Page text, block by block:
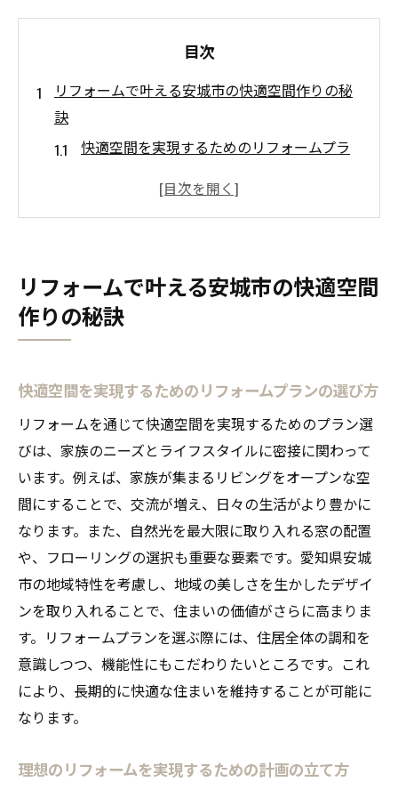
目次
リフォームで叶える安城市の快適空間作りの秘
訣
快適空間を実現するためのリフォームプラ
理想のリフォームを実現するための計画の
ンポイント
効率的なリフォームで実現する快適な暮ら
術
失敗しないためのリフォーム業者の選び方
地域特性を活かしたリフォームで安城市の魅力
を引き出す
安城市ならではの自然素材を活用したリフ
ォームアイデア
地域の歴史を感じるデザインを取り入れる
方法
地元の伝統工芸を活かしたリフォームの魅
力
地域特有の気候に適した快適な住環境作り
安城市の風土を考慮したエコフレンドリー
リフォームで叶える安城市の快適空間
作りの秘訣
快適空間を実現するためのリフォームプランの選び方
リフォームを通じて快適空間を実現するためのプラン選
びは、家族のニーズとライフスタイルに密接に関わって
います。例えば、家族が集まるリビングをオープンな空
間にすることで、交流が増え、日々の生活がより豊かに
なります。また、自然光を最大限に取り入れる窓の配置
や、フローリングの選択も重要な要素です。愛知県安城
市の地域特性を考慮し、地域の美しさを生かしたデザイ
ンを取り入れることで、住まいの価値がさらに高まりま
す。リフォームプランを選ぶ際には、住居全体の調和を
意識しつつ、機能性にもこだわりたいところです。これ
により、長期的に快適な住まいを維持することが可能に
なります。
理想のリフォームを実現するための計画の立て方